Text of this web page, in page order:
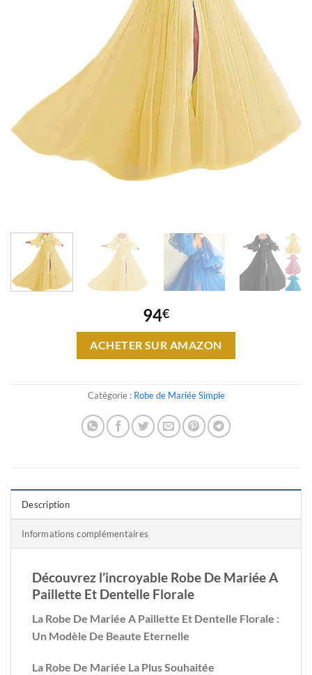
94€
ACHETER SUR AMAZON
Catégorie : Robe de Mariée Simple
Description
Informations complémentaires
Découvrez l’incroyable Robe De Mariée A
Paillette Et Dentelle Florale
La Robe De Mariée A Paillette Et Dentelle Florale :
Un Modèle De Beaute Eternelle
La Robe De Mariée La Plus Souhaitée